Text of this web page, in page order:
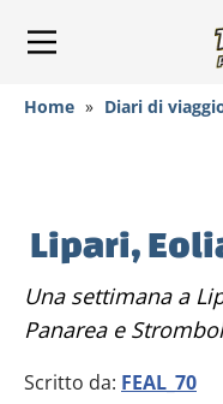
Home » Diari di
Lipari,
Una settimana a Lipari visitando Vulcano,
Panarea e
Scritto da: FEAL_70